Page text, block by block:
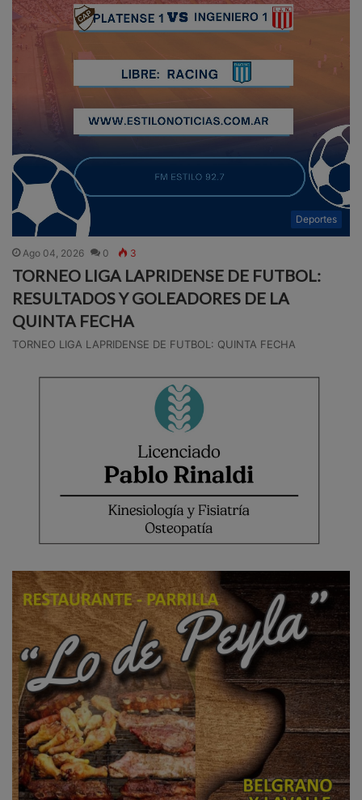
Deportes
Ago 04, 2026 0 3
TORNEO LIGA LAPRIDENSE DE FUTBOL:
RESULTADOS Y GOLEADORES DE LA
QUINTA FECHA
TORNEO LIGA LAPRIDENSE DE FUTBOL: QUINTA FECHA